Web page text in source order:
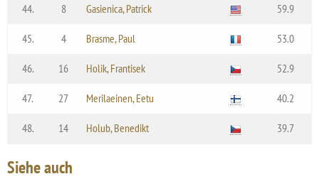
44. 8 Gasienica, Patrick 59.9
45. 4 Brasme, Paul 53.0
46. 16 Holik, Frantisek 52.9
47. 27 Merilaeinen, Eetu 40.2
48. 14 Holub, Benedikt 39.7
Siehe auch